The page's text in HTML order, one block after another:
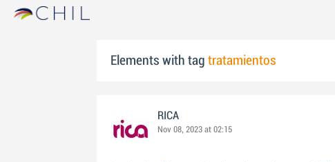
Elements with tag tratamientos
RICA
Nov 08, 2023 at 02:15